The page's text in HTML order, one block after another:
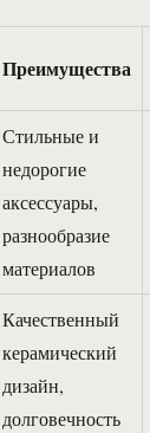
Преимущества
Стильные и
недорогие
аксессуары,
разнообразие
материалов
Качественный
керамический
дизайн,
долговечность